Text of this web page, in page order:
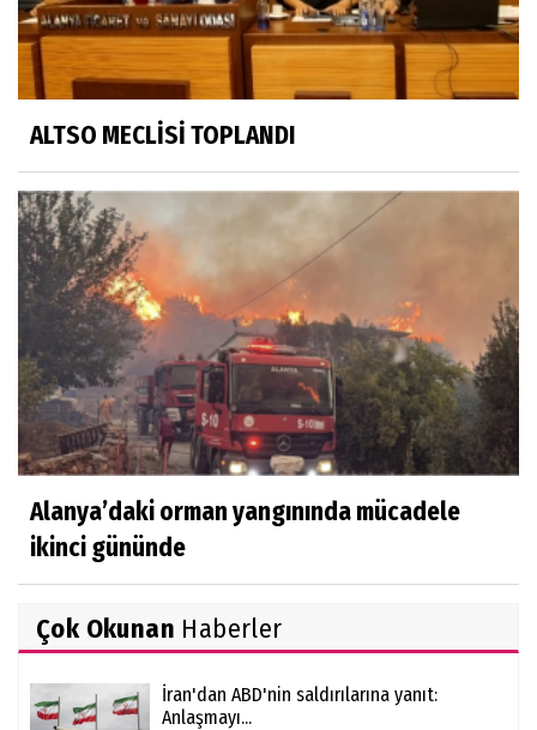
ALTSO MECLİSİ TOPLANDI
Alanya’daki orman yangınında mücadele
ikinci gününde
Çok Okunan Haberler
İran'dan ABD'nin saldırılarına yanıt:
Anlaşmayı...